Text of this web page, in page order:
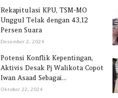
Rekapitulasi KPU, TSM-MO
Unggul Telak dengan 43,12
Persen Suara
Desember 2, 2024
Potensi Konflik Kepentingan,
Aktivis Desak Pj Walikota Copot
Iwan Asaad Sebagai...
Oktober 22, 2024